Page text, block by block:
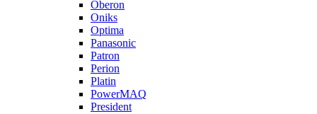
Oberon
Oniks
Optima
Panasonic
Patron
Perion
Platin
PowerMAQ
President